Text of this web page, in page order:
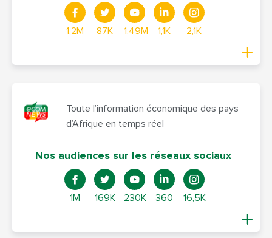
1,2M 87K 1,49M 1,1K 2,1K
Toute l’information économique des pays
d’Afrique en temps réel
Nos audiences sur les réseaux sociaux
1M 169K 230K 360 16,5K